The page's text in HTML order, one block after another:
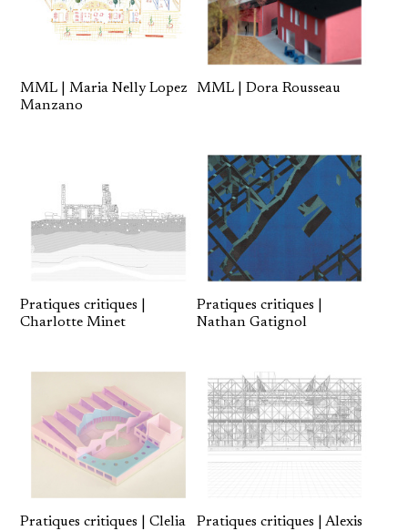
MML | Maria Nelly Lopez
Manzano
MML | Dora Rousseau
Pratiques critiques |
Charlotte Minet
Pratiques critiques |
Nathan Gatignol
Pratiques critiques | Clelia
Pratiques critiques | Alexis